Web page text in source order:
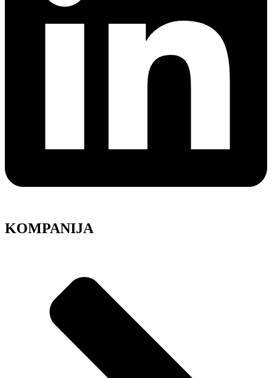
KOMPANIJA